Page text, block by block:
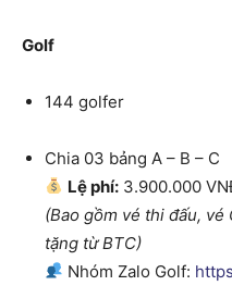
Golf
144 golfer
Chia 03 bảng A – B – C
Lệ phí: 3.900.000
(Bao gồm vé thi đấu, vé
tặng từ BTC)
Nhóm Zalo Golf: